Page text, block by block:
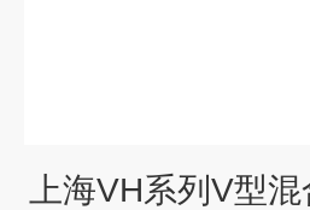
上海VH系列V型